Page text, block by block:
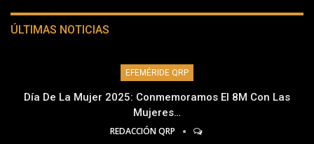
ÚLTIMAS NOTICIAS
EFEMÉRIDE QRP
Día De La Mujer 2025: Conmemoramos El 8M Con Las
Mujeres…
REDACCIÓN QRP